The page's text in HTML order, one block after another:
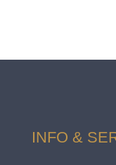
INFO &